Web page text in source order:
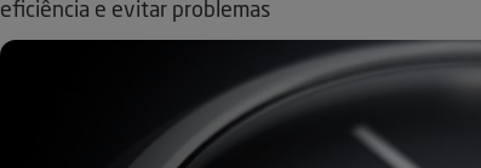
eficiência e evitar problemas